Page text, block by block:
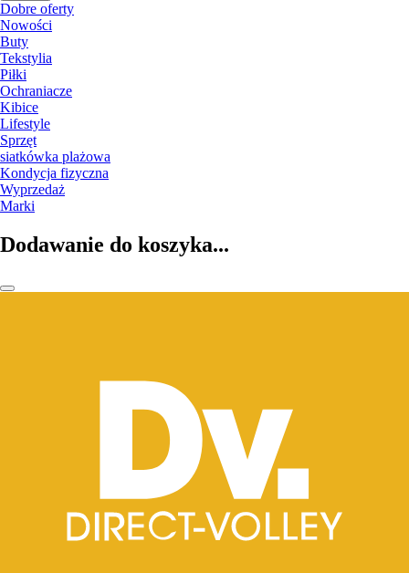
Dobre oferty
Nowości
Buty
Tekstylia
Piłki
Ochraniacze
Kibice
Lifestyle
Sprzęt
siatkówka plażowa
Kondycja fizyczna
Wyprzedaż
Marki
Dodawanie do koszyka...